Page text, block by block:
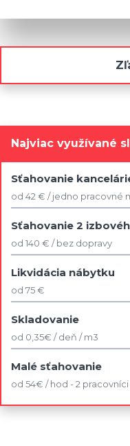
Najviac využívané
Sťahovanie
od 42 € / jedno pracovné
Sťahovanie 2
od 140 € / bez dopravy
Likvidácia nábytku
od 75 €
Skladovanie
od 0,35€ / deň / m3
Malé sťahovanie
od 54€ / hod - 2